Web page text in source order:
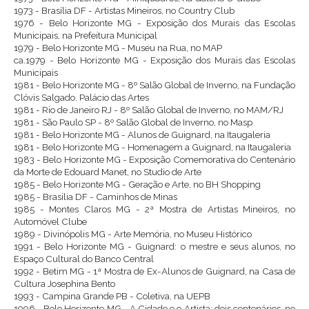
1973 - Brasília DF - Artistas Mineiros, no Country Club
1976 - Belo Horizonte MG - Exposição dos Murais das Escolas
Municipais, na Prefeitura Municipal
1979 - Belo Horizonte MG - Museu na Rua, no MAP
ca.1979 - Belo Horizonte MG - Exposição dos Murais das Escolas
Municipais
1981 - Belo Horizonte MG - 8º Salão Global de Inverno, na Fundação
Clóvis Salgado. Palácio das Artes
1981 - Rio de Janeiro RJ - 8º Salão Global de Inverno, no MAM/RJ
1981 - São Paulo SP - 8º Salão Global de Inverno, no Masp
1981 - Belo Horizonte MG - Alunos de Guignard, na Itaugaleria
1981 - Belo Horizonte MG - Homenagem a Guignard, na Itaugaleria
1983 - Belo Horizonte MG - Exposição Comemorativa do Centenário
da Morte de Edouard Manet, no Studio de Arte
1985 - Belo Horizonte MG - Geração e Arte, no BH Shopping
1985 - Brasília DF - Caminhos de Minas
1985 - Montes Claros MG - 2ª Mostra de Artistas Mineiros, no
Automóvel Clube
1989 - Divinópolis MG - Arte Memória, no Museu Histórico
1991 - Belo Horizonte MG - Guignard: o mestre e seus alunos, no
Espaço Cultural do Banco Central
1992 - Betim MG - 1ª Mostra de Ex-Alunos de Guignard, na Casa de
Cultura Josephina Bento
1993 - Campina Grande PB - Coletiva, na UEPB